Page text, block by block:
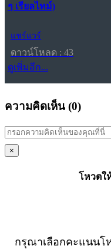
ๆ เรียลไทม์)
แชร์แวร์
ดาวน์โหลด : 43
ดูเพิ่มอีก...
ความคิดเห็น (0)
×
โหวตใ
กรุณาเลือกคะแนนโ